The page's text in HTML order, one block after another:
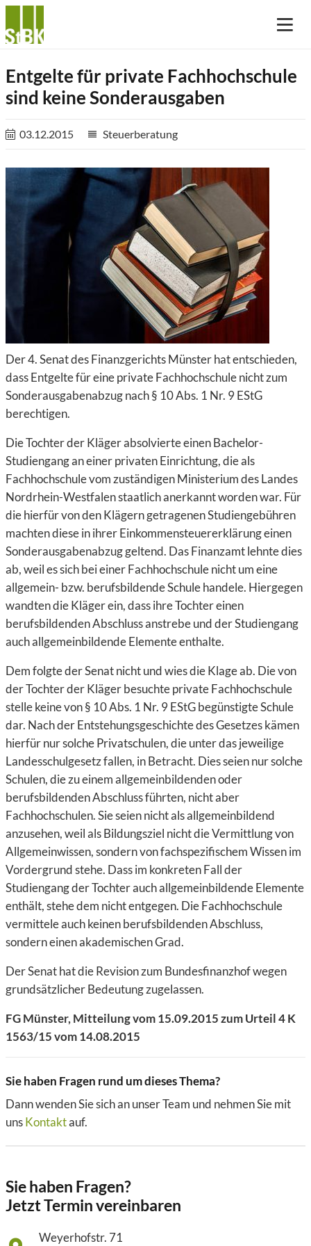
Entgelte für private Fachhochschule
sind keine Sonderausgaben
03.12.2015 reorder Steuerberatung
Der 4. Senat des Finanzgerichts Münster hat entschieden,
dass Entgelte für eine private Fachhochschule nicht zum
Sonderausgabenabzug nach § 10 Abs. 1 Nr. 9 EStG
berechtigen.
Die Tochter der Kläger absolvierte einen Bachelor-
Studiengang an einer privaten Einrichtung, die als
Fachhochschule vom zuständigen Ministerium des Landes
Nordrhein-Westfalen staatlich anerkannt worden war. Für
die hierfür von den Klägern getragenen Studiengebühren
machten diese in ihrer Einkommensteuererklärung einen
Sonderausgabenabzug geltend. Das Finanzamt lehnte dies
ab, weil es sich bei einer Fachhochschule nicht um eine
allgemein- bzw. berufsbildende Schule handele. Hiergegen
wandten die Kläger ein, dass ihre Tochter einen
berufsbildenden Abschluss anstrebe und der Studiengang
auch allgemeinbildende Elemente enthalte.
Dem folgte der Senat nicht und wies die Klage ab. Die von
der Tochter der Kläger besuchte private Fachhochschule
stelle keine von § 10 Abs. 1 Nr. 9 EStG begünstigte Schule
dar. Nach der Entstehungsgeschichte des Gesetzes kämen
hierfür nur solche Privatschulen, die unter das jeweilige
Landesschulgesetz fallen, in Betracht. Dies seien nur solche
Schulen, die zu einem allgemeinbildenden oder
berufsbildenden Abschluss führten, nicht aber
Fachhochschulen. Sie seien nicht als allgemeinbildend
anzusehen, weil als Bildungsziel nicht die Vermittlung von
Allgemeinwissen, sondern von fachspezifischem Wissen im
Vordergrund stehe. Dass im konkreten Fall der
Studiengang der Tochter auch allgemeinbildende Elemente
enthält, stehe dem nicht entgegen. Die Fachhochschule
vermittele auch keinen berufsbildenden Abschluss,
sondern einen akademischen Grad.
Der Senat hat die Revision zum Bundesfinanzhof wegen
grundsätzlicher Bedeutung zugelassen.
FG Münster, Mitteilung vom 15.09.2015 zum Urteil 4 K
1563/15 vom 14.08.2015
Sie haben Fragen rund um dieses Thema?
Dann wenden Sie sich an unser Team und nehmen Sie mit
unsKontaktauf.
Sie haben Fragen?
Jetzt Termin vereinbaren
Weyerhofstr. 71